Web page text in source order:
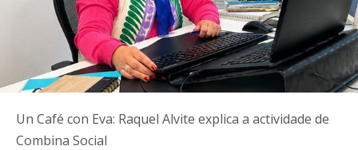
Un Café con Eva: Raquel Alvite explica a actividade de
Combina Social